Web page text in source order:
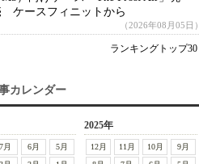
ケースフィニットから
（2026年08月05日）
ランキングトップ30
カレンダー
7月 6月
5月
2025年
12月 11月 10月
9月